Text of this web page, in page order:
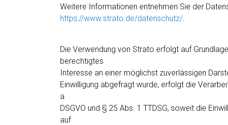
Weitere Informationen entnehmen Sie der
https://www.strato.de/datenschutz/.
Die Verwendung von Strato erfolgt auf
berechtigtes
Interesse an einer möglichst zuverlässigen
Einwilligung abgefragt wurde, erfolgt die
a
DSGVO und § 25 Abs. 1 TTDSG, soweit die
auf